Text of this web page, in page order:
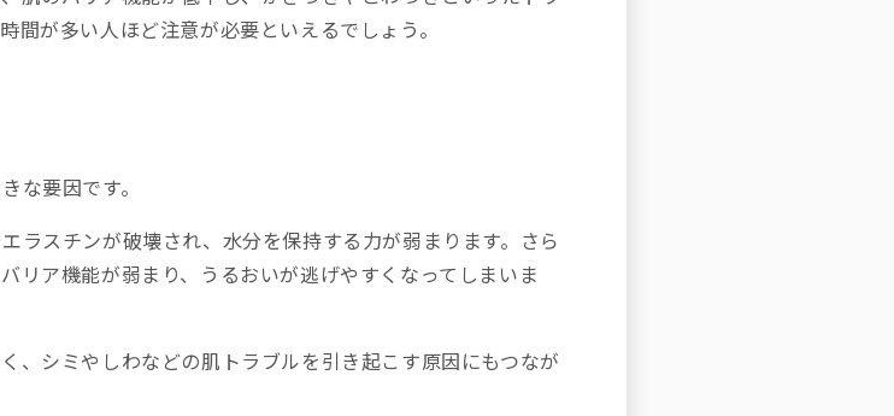
間が多い人ほど注意が必要といえるでしょう。
な要因です。
ラスチンが破壊され、水分を保持する力が弱まります。さら
リア機能が弱まり、うるおいが逃げやすくなってしまいま
、シミやしわなどの肌トラブルを引き起こす原因にもつなが